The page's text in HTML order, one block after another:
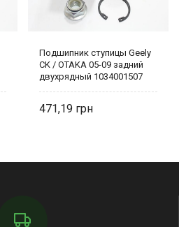
Подшипник ступицы Geely
CK / OTAKA 05-09 задний
двухрядный 1034001507
471,19